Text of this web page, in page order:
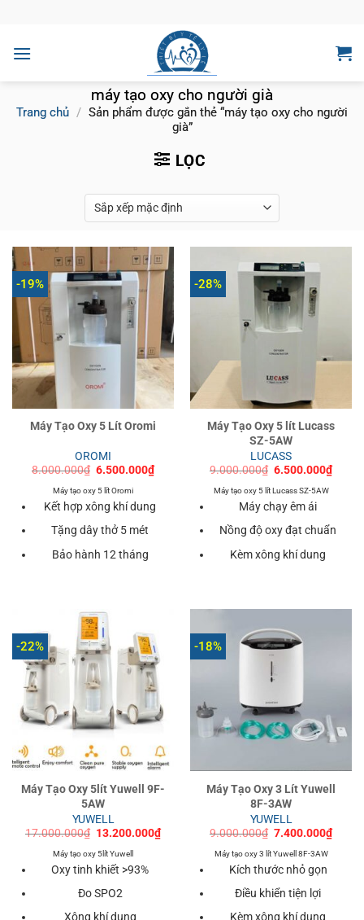
nội
máy tạo oxy cho người già
Trang chủ / Sản phẩm được gắn thẻ “máy tạo oxy cho người
già”
LỌC
-19%
Máy Tạo Oxy 5 Lít Oromi
OROMI
8.000.000₫ Giá
là:
8.000.000₫.
6.500.000₫Giá
hiện
là:
6.500.000₫.
Máy tạo oxy 5 lít Oromi
Kết hợp xông khí dung
Tặng dây thở 5 mét
Bảo hành 12 tháng
-28%
Máy Tạo Oxy 5 lít Lucass
SZ-5AW
LUCASS
9.000.000₫ Giá
là:
9.000.000₫.
6.500.000₫Giá
hiện
Máy tạo oxy 5 lít Lucass SZ-5AW
Máy chạy êm ái
Nồng độ oxy đạt chuẩn
Kèm xông khí dung
-22%
Máy Tạo Oxy 5lít Yuwell 9F-
5AW
YUWELL
17.000.000₫ Giá
là:
17.000.000₫.
13.200.000₫Giá
hiện
13.200.000₫.
Máy tạo oxy 5lít Yuwell
Oxy tinh khiết >93%
Đo SPO2
Xông khí dung
-18%
Máy Tạo Oxy 3 Lít Yuwell
8F-3AW
YUWELL
9.000.000₫ Giá
là:
9.000.000₫.
7.400.000₫Giá
hiện
Máy tạo oxy 3 lít Yuwell 8F-3AW
Kích thước nhỏ gọn
Điều khiển tiện lợi
Kèm xông khí dung